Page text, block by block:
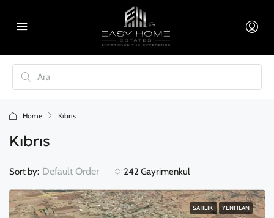
Home Kıbrıs
Kıbrıs
242 Gayrimenkul
Sort by: Default Order
SATILIK YENI İLAN